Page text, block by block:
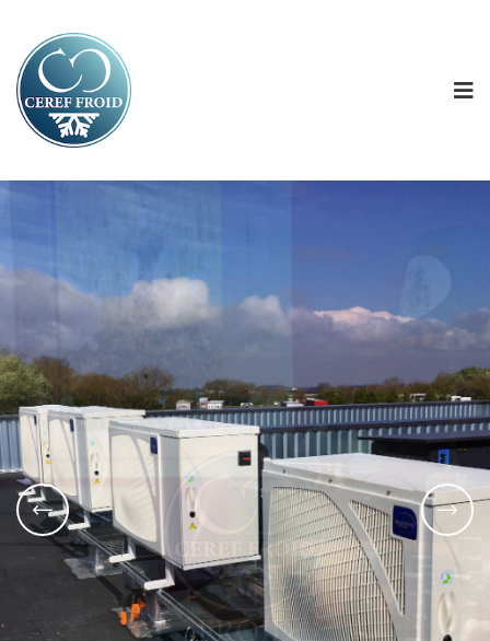
FROID
En Savoir +